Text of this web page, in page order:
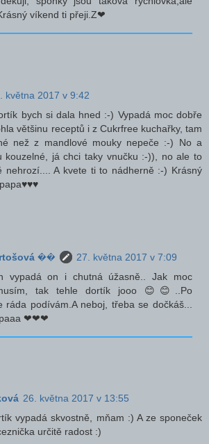
víkend ti přeji.Z❤
května 2017 v 9:42
bych si dala hned :-) Vypadá moc dobře
většinu receptů i z Cukrfree kuchařky, tam
než z mandlové mouky nepeče :-) No a
kouzelné, já chci taky vnučku :-)), no ale to
nehrozí.... A kvete ti to nádherně :-) Krásný
��
27. května 2017 v 7:09
vypadá on i chutná úžasně.. Jak moc
tak tehle dortík jooo 😊😊..Po
ráda podívám.A neboj, třeba se dočkáš...
paaa ❤❤❤
26. května 2017 v 13:55
vypadá skvostně, mňam :) A ze sponeček
určitě radost :)